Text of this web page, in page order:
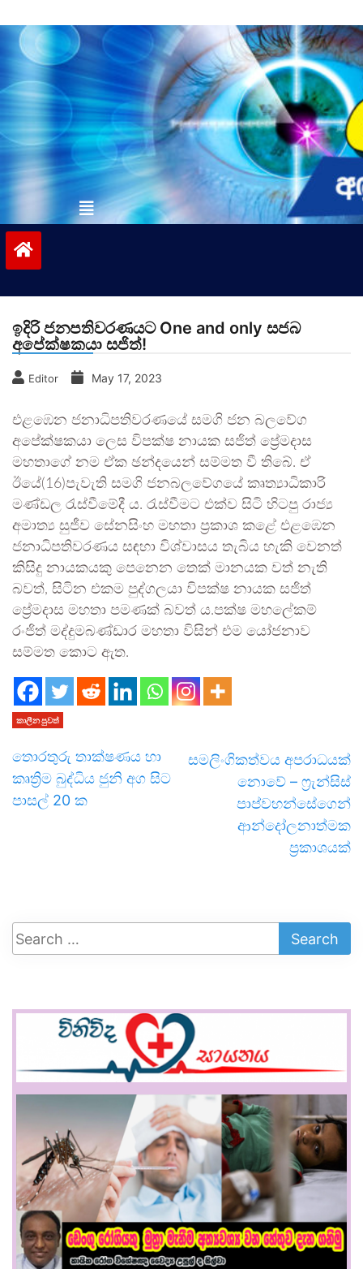
to
contentvinivida.lk
ඉදිරි ජනපතිවරණයට One and only සජබ
අපේක්ෂකයා සජිත්!
Editor May 17, 2023
එළඹෙන ජනාධිපතිවරණයේ සමගි ජන බලවේග
අපේක්ෂකයා ලෙස විපක්ෂ නායක සජිත් ප්‍රේමදාස
මහතාගේ නම ඒක ඡන්දයෙන් සම්මත වී තිබේ. ඒ
ඊයේ(16)පැවැති සමගි ජනබලවේගයේ කෘත්‍යාධිකාරි
මණ්ඩල රැස්වීමේදී ය. රැස්වීමට එක්ව සිටි හිටපු රාජ්‍ය
අමාත්‍ය සුජීව සේනසිංහ මහතා ප්‍රකාශ කළේ එළඹෙන
ජනාධිපතිවරණය සඳහා විශ්වාසය තැබිය හැකි වෙනත්
කිසිදු නායකයකු පෙනෙන තෙක් මානයක වත් නැති
බවත්, සිටින එකම පුද්ගලයා විපක්ෂ නායක සජිත්
ප්‍රේමදාස මහතා පමණක් බවත් ය.පක්ෂ මහලේකම්
රංජිත් මද්දුමබණ්ඩාර මහතා විසින් එම යෝජනාව
සම්මත කොට ඇත.
කාලීන පුවත්
තොරතුරු තාක්ෂණය හා
කෘත්‍රිම බුද්ධිය ජුනි අග සිට
පාසල් 20 ක
සමලිංගිකත්වය අපරාධයක්
නොවේ – ෆ්‍රැන්සිස්
පාප්වහන්සේගෙන්
ආන්දෝලනාත්මක
ප්‍රකාශයක්